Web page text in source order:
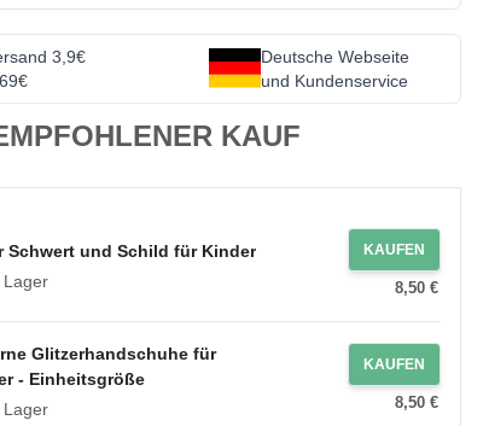
3,9€
Deutsche Webseite
und Kundenservice
KAUF
Schwert und Schild für Kinder
Lager
KAUFEN
8,50 €
Glitzerhandschuhe für
- Einheitsgröße
Lager
KAUFEN
8,50 €